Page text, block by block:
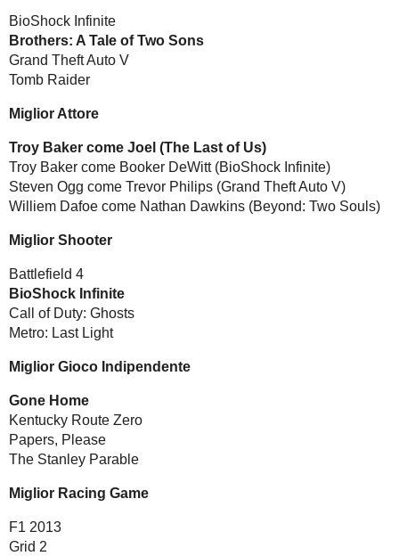
BioShock Infinite
Brothers: A Tale of Two Sons
Grand Theft Auto V
Tomb Raider
Miglior Attore
Troy Baker come Joel (The Last of Us)
Troy Baker come Booker DeWitt (BioShock Infinite)
Steven Ogg come Trevor Philips (Grand Theft Auto V)
Williem Dafoe come Nathan Dawkins (Beyond: Two Souls)
Miglior Shooter
Battlefield 4
BioShock Infinite
Call of Duty: Ghosts
Metro: Last Light
Miglior Gioco Indipendente
Gone Home
Kentucky Route Zero
Papers, Please
The Stanley Parable
Miglior Racing Game
F1 2013
Grid 2